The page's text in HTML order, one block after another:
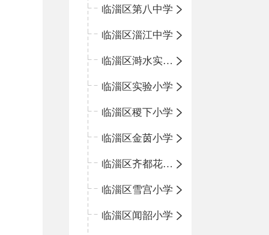
临淄区第八中学
临淄区淄江中学
临淄区溡水实验学校
临淄区实验小学
临淄区稷下小学
临淄区金茵小学
临淄区齐都花园小学
临淄区雪宫小学
临淄区闻韶小学